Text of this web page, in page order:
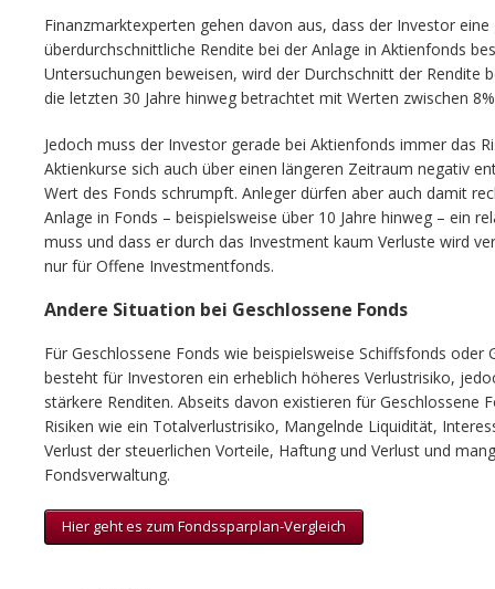
Finanzmarktexperten gehen davon aus, dass der Investor
überdurchschnittliche Rendite bei der Anlage in Aktienfonds
Untersuchungen beweisen, wird der Durchschnitt der Rendite
die letzten 30 Jahre hinweg betrachtet mit Werten zwischen
Jedoch muss der Investor gerade bei Aktienfonds immer das
Aktienkurse sich auch über einen längeren Zeitraum negativ
Wert des Fonds schrumpft. Anleger dürfen aber auch damit
Anlage in Fonds – beispielsweise über 10 Jahre hinweg – ein
muss und dass er durch das Investment kaum Verluste wird
nur für Offene Investmentfonds.
Andere Situation bei Geschlossene Fonds
Für Geschlossene Fonds wie beispielsweise Schiffsfonds
besteht für Investoren ein erheblich höheres Verlustrisiko,
stärkere Renditen. Abseits davon existieren für Geschlossene
Risiken wie ein Totalverlustrisiko, Mangelnde Liquidität,
Verlust der steuerlichen Vorteile, Haftung und Verlust und
Fondsverwaltung.
Hier geht es zum Fondssparplan-Vergleich